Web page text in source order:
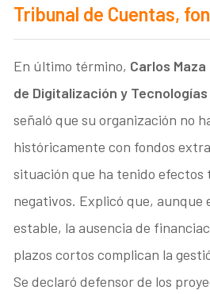
Tribunal de Cuentas,
En último término, Carlos
de Digitalización y
señaló que su organización no
históricamente con fondos
situación que ha tenido efectos
negativos. Explicó que, aunque
estable, la ausencia de
plazos cortos complican la
Se declaró defensor de los